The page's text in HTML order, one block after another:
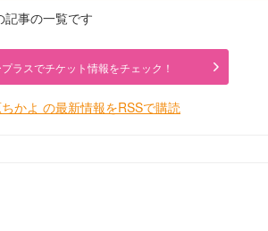
記事の一覧です
ラスでチケット情報をチェック！
かよ の最新情報をRSSで購読